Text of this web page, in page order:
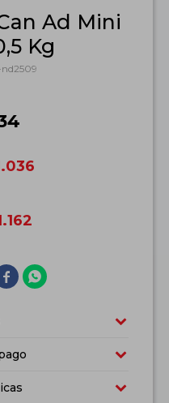
Ad Mini
Kg
 